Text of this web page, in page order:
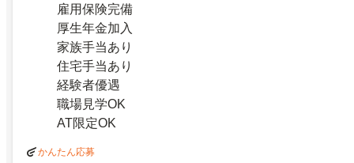
雇用保険完備
厚生年金加入
家族手当あり
住宅手当あり
経験者優遇
職場見学OK
AT限定OK
かんたん応募